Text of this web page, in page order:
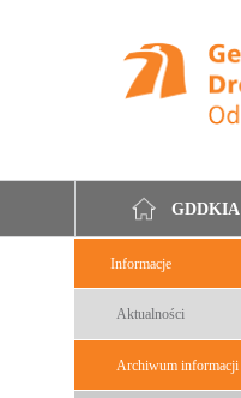
GDDKIA
Informacje
Aktualności
Archiwum informacji